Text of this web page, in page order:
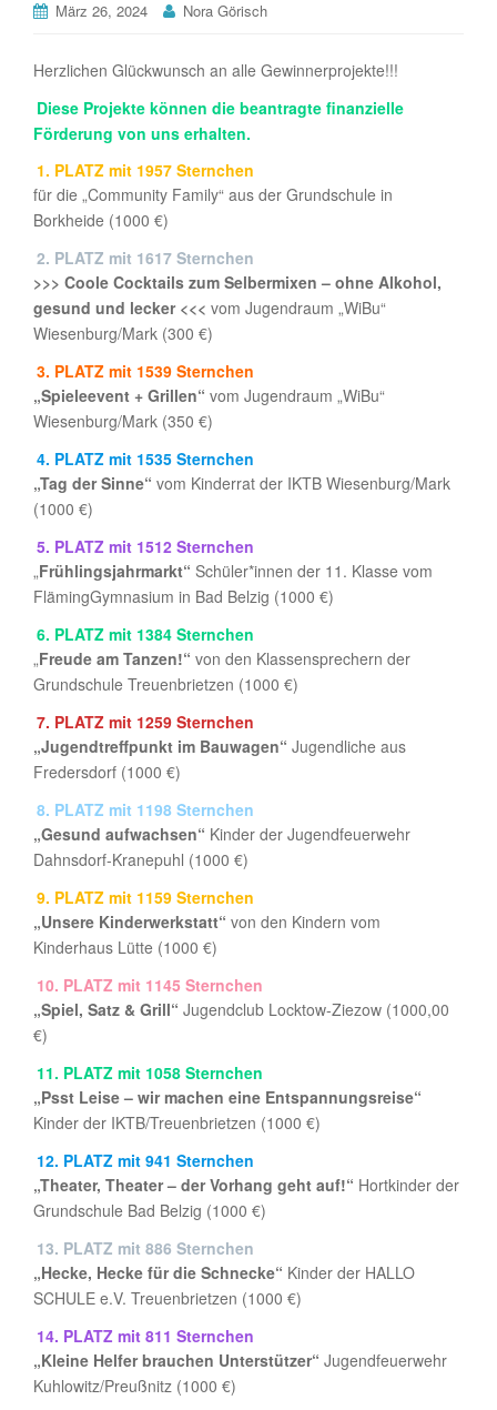
März 26, 2024 Nora Görisch
Herzlichen Glückwunsch an alle Gewinnerprojekte!!!
Diese Projekte können die beantragte finanzielle
Förderung von uns erhalten.
1. PLATZ mit 1957 Sternchen
für die „Community Family“ aus der Grundschule in
Borkheide (1000 €)
2. PLATZ mit 1617 Sternchen
>>> Coole Cocktails zum Selbermixen – ohne Alkohol,
gesund und lecker <<< vom Jugendraum „WiBu“
Wiesenburg/Mark (300 €)
3. PLATZ mit 1539 Sternchen
„Spieleevent + Grillen“ vom Jugendraum „WiBu“
Wiesenburg/Mark (350 €)
4. PLATZ mit 1535 Sternchen
„Tag der Sinne“ vom Kinderrat der IKTB Wiesenburg/Mark
(1000 €)
5. PLATZ mit 1512 Sternchen
„Frühlingsjahrmarkt“ Schüler*innen der 11. Klasse vom
FlämingGymnasium in Bad Belzig (1000 €)
6. PLATZ mit 1384 Sternchen
„Freude am Tanzen!“ von den Klassensprechern der
Grundschule Treuenbrietzen (1000 €)
7. PLATZ mit 1259 Sternchen
„Jugendtreffpunkt im Bauwagen“ Jugendliche aus
Fredersdorf (1000 €)
8. PLATZ mit 1198 Sternchen
„Gesund aufwachsen“ Kinder der Jugendfeuerwehr
Dahnsdorf-Kranepuhl (1000 €)
9. PLATZ mit 1159 Sternchen
„Unsere Kinderwerkstatt“ von den Kindern vom
Kinderhaus Lütte (1000 €)
10. PLATZ mit 1145 Sternchen
„Spiel, Satz & Grill“ Jugendclub Locktow-Ziezow (1000,00
€)
11. PLATZ mit 1058 Sternchen
„Psst Leise – wir machen eine Entspannungsreise“
Kinder der IKTB/Treuenbrietzen (1000 €)
12. PLATZ mit 941 Sternchen
„Theater, Theater – der Vorhang geht auf!“ Hortkinder der
Grundschule Bad Belzig (1000 €)
13. PLATZ mit 886 Sternchen
„Hecke, Hecke für die Schnecke“ Kinder der HALLO
SCHULE e.V. Treuenbrietzen (1000 €)
14. PLATZ mit 811 Sternchen
„Kleine Helfer brauchen Unterstützer“ Jugendfeuerwehr
Kuhlowitz/Preußnitz (1000 €)